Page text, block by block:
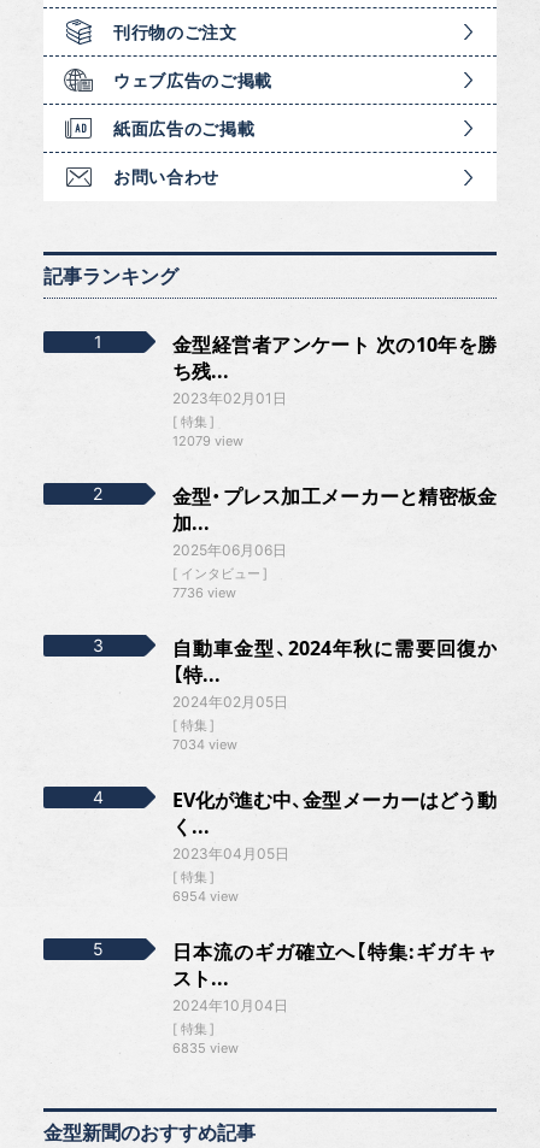
刊行物のご注文
ウェブ広告のご掲載
紙面広告のご掲載
お問い合わせ
記事ランキング
金型経営者アンケート 次の10年を勝
ち残...
2023年02月01日
特集
12079 view
金型・プレス加工メーカーと精密板金
加...
2025年06月06日
インタビュー
7736 view
自動車金型、2024年秋に需要回復か
【特...
2024年02月05日
特集
7034 view
EV化が進む中、金型メーカーはどう動
く...
2023年04月05日
特集
6954 view
日本流のギガ確立へ【特集:ギガキャ
スト...
2024年10月04日
特集
6835 view
金型新聞のおすすめ記事